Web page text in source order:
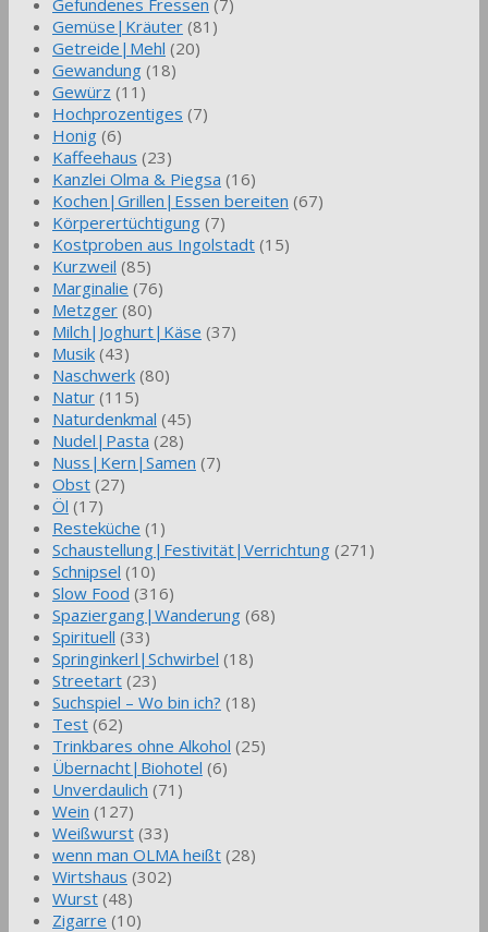
Gemüse|Kräuter (81)
Getreide|Mehl (20)
Gewandung (18)
Gewürz (11)
Hochprozentiges (7)
Honig (6)
Kaffeehaus (23)
Kanzlei Olma & Piegsa (16)
Kochen|Grillen|Essen bereiten (67)
Körperertüchtigung (7)
Kostproben aus Ingolstadt (15)
Kurzweil (85)
Marginalie (76)
Metzger (80)
Milch|Joghurt|Käse (37)
Musik (43)
Naschwerk (80)
Natur (115)
Naturdenkmal (45)
Nudel|Pasta (28)
Nuss|Kern|Samen (7)
Obst (27)
Öl (17)
Resteküche (1)
Schaustellung|Festivität|Verrichtung (271)
Schnipsel (10)
Slow Food (316)
Spaziergang|Wanderung (68)
Spirituell (33)
Springinkerl|Schwirbel (18)
Streetart (23)
Suchspiel – Wo bin ich? (18)
Test (62)
Trinkbares ohne Alkohol (25)
Übernacht|Biohotel (6)
Unverdaulich (71)
Wein (127)
Weißwurst (33)
wenn man OLMA heißt (28)
Wirtshaus (302)
Wurst (48)
Zigarre (10)